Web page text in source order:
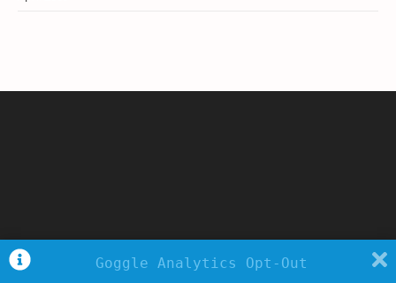
Copyright - WordPress Theme by OceanWP
Goggle Analytics Opt-Out